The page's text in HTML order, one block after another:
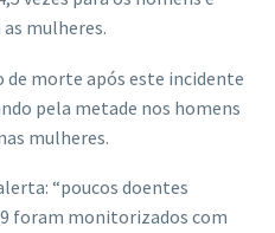
mulheres.
de morte após este incidente
pela metade nos homens
mulheres.
“poucos doentes
foram monitorizados com